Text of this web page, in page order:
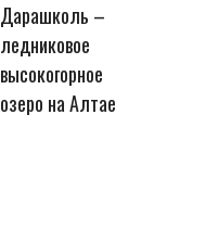
Дарашколь –
ледниковое
высокогорное
озеро на Алтае